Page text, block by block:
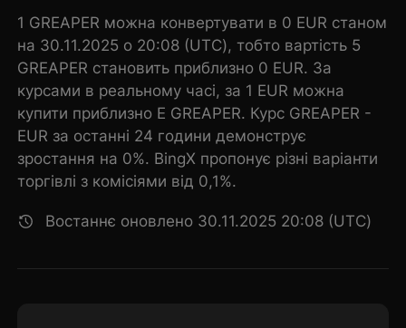
1 GREAPER можна конвертувати в 0 EUR станом
на 30.11.2025 о 20:08 (UTC), тобто вартість 5
GREAPER становить приблизно 0 EUR. За
курсами в реальному часі, за 1 EUR можна
купити приблизно E GREAPER. Курс GREAPER -
EUR за останні 24 години демонструє
зростання на 0%. BingX пропонує різні варіанти
торгівлі з комісіями від 0,1%.
Востаннє оновлено 30.11.2025 20:08 (UTC)